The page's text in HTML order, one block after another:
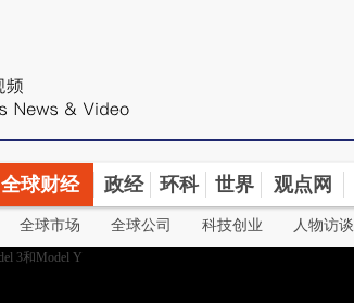
全球财经 政经 环科 世界 观点网
全球市场 全球公司 科技创业 人物访谈